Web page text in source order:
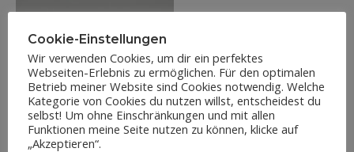
Cookie-Einstellungen
Wir verwenden Cookies, um dir ein perfektes
Webseiten-Erlebnis zu ermöglichen. Für den optimalen
Betrieb meiner Website sind Cookies notwendig. Welche
Kategorie von Cookies du nutzen willst, entscheidest du
selbst! Um ohne Einschränkungen und mit allen
Funktionen meine Seite nutzen zu können, klicke auf
„Akzeptieren“.